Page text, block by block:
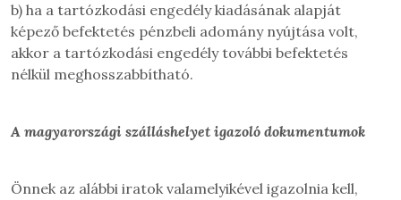
b) ha a tartózkodási engedély kiadásának alapját
képező befektetés pénzbeli adomány nyújtása volt,
akkor a tartózkodási engedély további befektetés
nélkül meghosszabbítható.
A magyarországi szálláshelyet igazoló dokumentumok
Önnek az alábbi iratok valamelyikével igazolnia kell,